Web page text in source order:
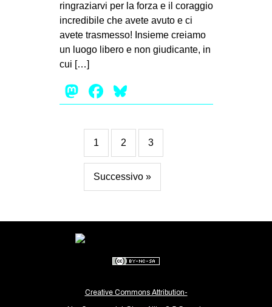
ringraziarvi per la forza e il coraggio
incredibile che avete avuto e ci
avete trasmesso! Insieme creiamo
un luogo libero e non giudicante, in
cui […]
Mastodon
Facebook
1 2 3
Successivo »
Creative Commons Attribution-